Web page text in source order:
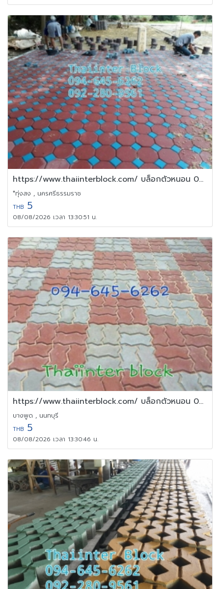
https://www.thaiinterblock.com/ บล็อกตัวหนอน 094-645 6262
*ทุ่งสง , นครศรีธรรมราช
THB 5
08/08/2026 เวลา 13:30:51 น.
https://www.thaiinterblock.com/ บล็อกตัวหนอน 094-645-6262
บางพูด , นนทบุรี
THB 5
08/08/2026 เวลา 13:30:46 น.